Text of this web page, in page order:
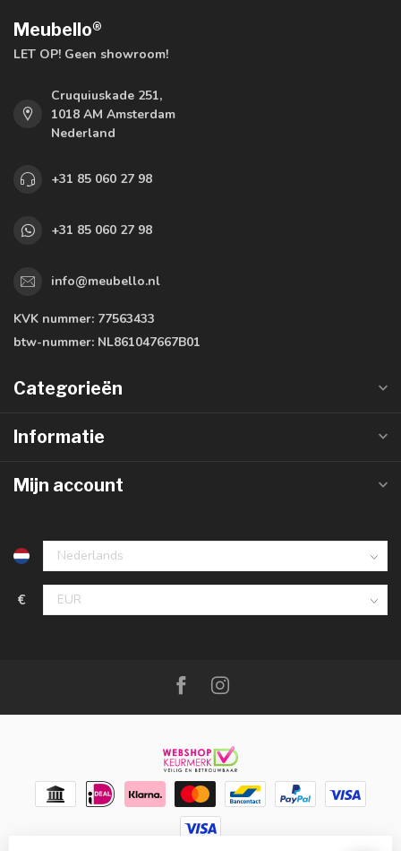
Meubello®
LET OP! Geen showroom!
Cruquiuskade 251,
1018 AM Amsterdam
Nederland
+31 85 060 27 98
+31 85 060 27 98
info@meubello.nl
KVK nummer: 77563433
btw-nummer: NL861047667B01
Categorieën
Informatie
Mijn account
€